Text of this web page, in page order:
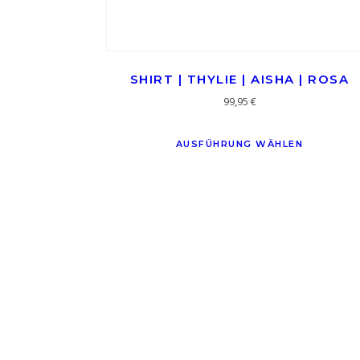
SHIRT | THYLIE | AISHA | ROSA
99,95 €
AUSFÜHRUNG WÄHLEN